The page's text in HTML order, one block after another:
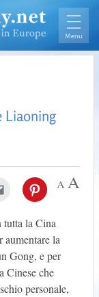
Liaoning
tutta la Cina
la
Gong, e per
Cinese che
personale,